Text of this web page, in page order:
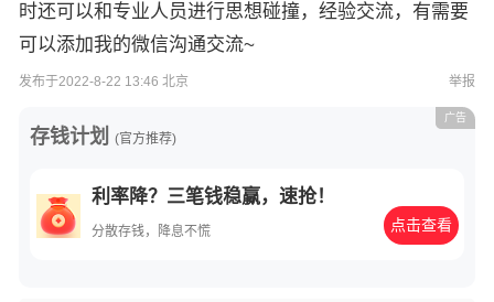
时还可以和专业人员进行思想碰撞，经验交流，有需要
可以添加我的微信沟通交流~
发布于2022-8-22 13:46 北京 举报
存钱计划 (官方推荐)
利率降？三笔钱稳赢，速抢！
分散存钱，降息不慌 点击查看
广告